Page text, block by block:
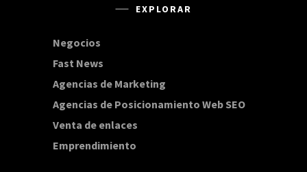
EXPLORAR
Negocios
Fast News
Agencias de Marketing
Agencias de Posicionamiento Web SEO20
Venta de enlaces
Emprendimiento